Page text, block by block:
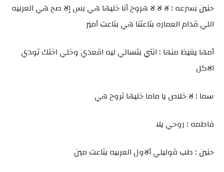
حنين بسرعه : لا لا لا هروح أنا خليها هي بس إلا صح هي العربيه
اللي قدام العماره بتاعتنا هي بتاعت أمير
أمها يغيظ منها : انتي بتسالي ليه اقعدي وخلي اختك تودي
الاكل
سما : لا خلاص يا ماما خليها تروح هي
فاطمه : روحي يلا
حنين : طب قوليلي ألاول العربيه بتاعت مين